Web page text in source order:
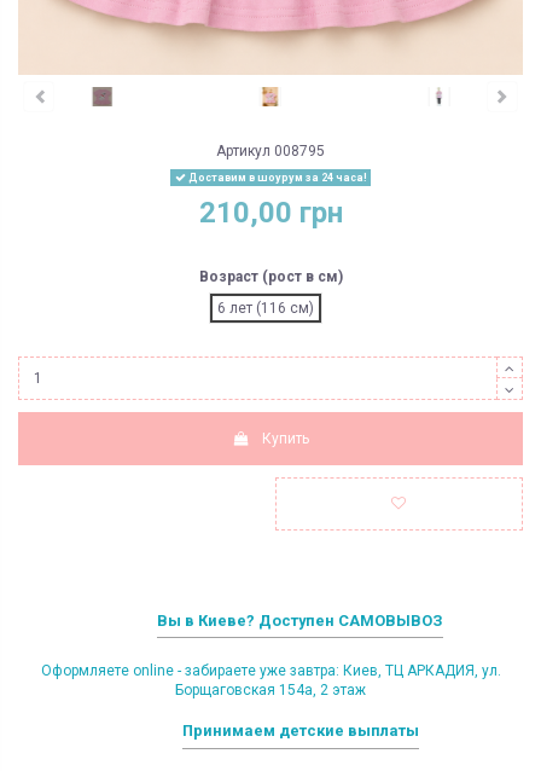
Артикул 008795
Доставим в шоурум за 24 часа!
210,00 грн
Возраст (рост в см)
6 лет (116 см)
Купить
Вы в Киеве? Доступен САМОВЫВОЗ
Оформляете online - забираете уже завтра: Киев, ТЦ АРКАДИЯ, ул.
Борщаговская 154а, 2 этаж
Принимаем детские выплаты